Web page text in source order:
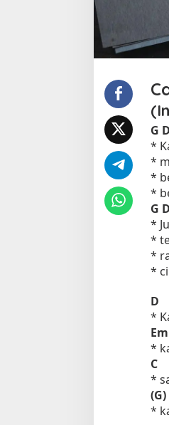
G D
*
*
*
*
G D
*
*
*
*
D
*
Em
*
C
*
(G)
*